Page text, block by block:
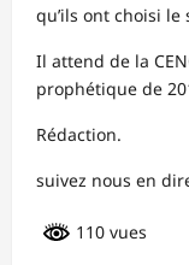
qu’ils ont choisi le
Il attend de la
prophétique de
Rédaction.
suivez nous en
110 vues